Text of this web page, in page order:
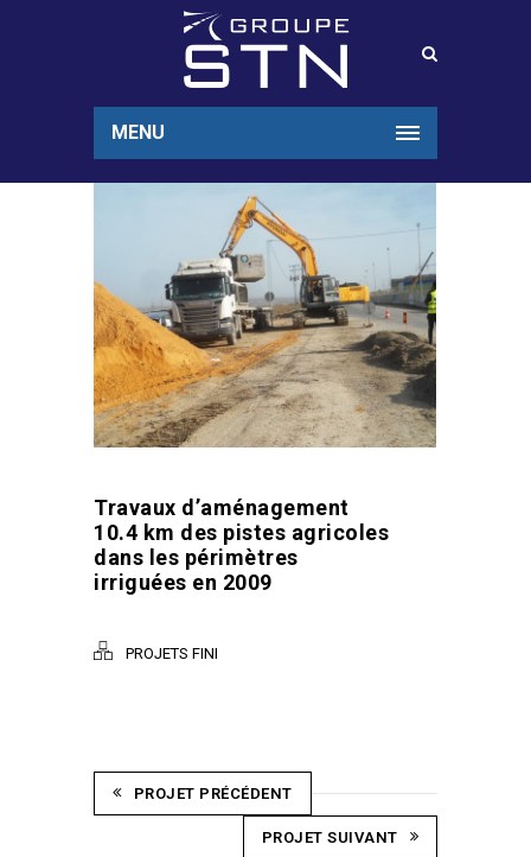
MENU
Travaux d’aménagement
10.4 km des pistes agricoles
dans les périmètres
irriguées en 2009
PROJETS FINI
PROJET PRÉCÉDENT
PROJET SUIVANT